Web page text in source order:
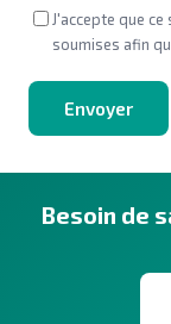
J'accepte que
soumises afin
Envoyer
Besoin de